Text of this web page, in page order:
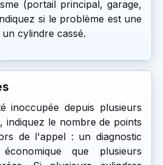
(portail principal, garage,
si le problème est une
cylindre cassé.
inoccupée depuis plusieurs
indiquez le nombre de points
de l'appel : un diagnostic
que plusieurs